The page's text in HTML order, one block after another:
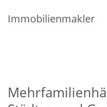
Immobilienmakler